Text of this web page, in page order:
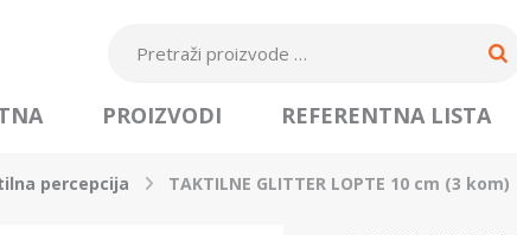
PROIZVODI REFERENTNA LISTA
percepcija TAKTILNE GLITTER LOPTE 10 cm (3 kom)